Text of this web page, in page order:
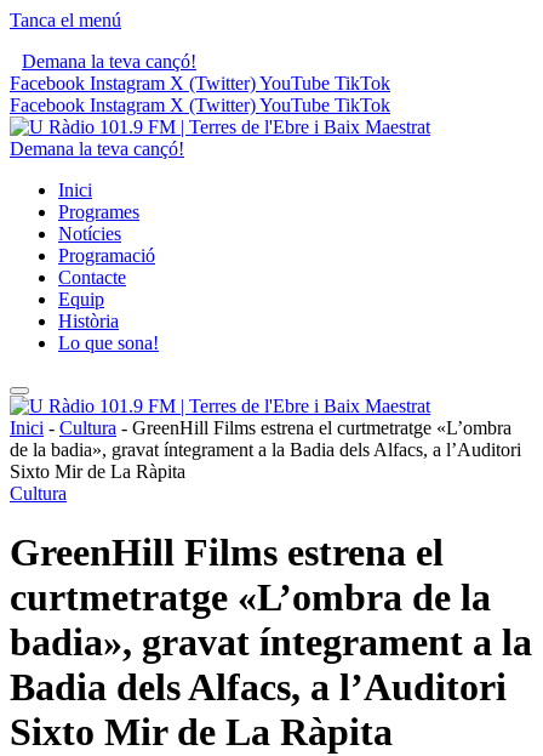
Tanca el menú
Demana la teva cançó!
Facebook Instagram X (Twitter)YouTube TikTok
Facebook Instagram X (Twitter)YouTube TikTok
Demana la teva cançó!
Inici
Programes
Notícies
Programació
Contacte
Equip
Història
Lo que sona!
Inici - Cultura - GreenHill Films estrena el curtmetratge «L’ombra
de la badia», gravat íntegrament a la Badia dels Alfacs, a l’Auditori
Sixto Mir de La Ràpita
Cultura
GreenHill Films estrena el
curtmetratge «L’ombra de la
badia», gravat íntegrament a la
Badia dels Alfacs, a l’Auditori
Sixto Mir de La Ràpita